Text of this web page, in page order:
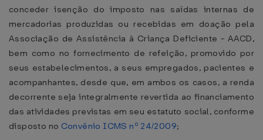
conceder isenção do imposto nas saídas internas de
mercadorias produzidas ou recebidas em doação pela
Associação de Assistência à Criança Deficiente - AACD,
bem como no fornecimento de refeição, promovido por
seus estabelecimentos, a seus empregados, pacientes e
acompanhantes, desde que, em ambos os casos, a renda
decorrente seja integralmente revertida ao financiamento
das atividades previstas em seu estatuto social, conforme
disposto no Convênio ICMS nº 24/2009;